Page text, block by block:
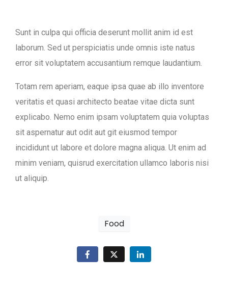
Sunt in culpa qui officia deserunt mollit anim id est
laborum. Sed ut perspiciatis unde omnis iste natus
error sit voluptatem accusantium remque laudantium.
Totam rem aperiam, eaque ipsa quae ab illo inventore
veritatis et quasi architecto beatae vitae dicta sunt
explicabo. Nemo enim ipsam voluptatem quia voluptas
sit aspernatur aut odit aut git eiusmod tempor
incididunt ut labore et dolore magna aliqua. Ut enim ad
minim veniam, quisrud exercitation ullamco laboris nisi
ut aliquip.
Food